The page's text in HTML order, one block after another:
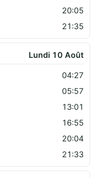
20:05
21:35
Lundi 10 Août
04:27
05:57
13:01
16:55
20:04
21:33